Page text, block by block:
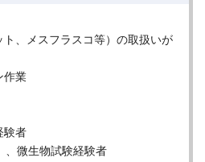
、メスフラスコ等）の取扱いが
作業
験者
、微生物試験経験者